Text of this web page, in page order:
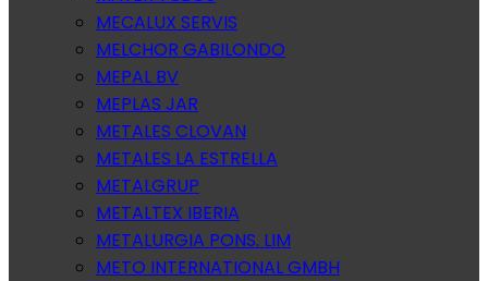
MECALUX SERVIS
MELCHOR GABILONDO
MEPAL BV
MEPLAS JAR
METALES CLOVAN
METALES LA ESTRELLA
METALGRUP
METALTEX IBERIA
METALURGIA PONS. LIM
METO INTERNATIONAL GMBH